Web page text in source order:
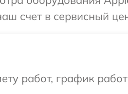
счет в сервисный
работ, график